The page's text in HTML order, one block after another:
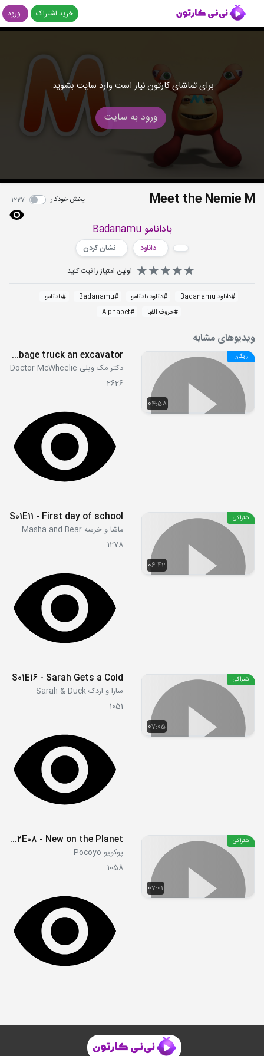
خرید اشتراک ورود
برای تماشای کارتون نیاز است وارد سایت بشوید.
ورود به سایت
Meet the Nemie M پخش خودکار 1227
بادانامو Badanamu
دانلود
نشان کردن
اولین امتیاز را ثبت کنید.
#دانلود Badanamu #دانلود بادانامو #
Badanamu
#بادانامو
#حروف الفبا #
Alphabet
ویدیوهای مشابه
04:58
رایگان A garbage truck an excavator
دکتر مک ویلی Doctor McWheelie
2626
06:42
اشتراکی S01E11 - First day of school
ماشا و خرسه Masha and Bear
1278
07:05
اشتراکی S01E16 - Sarah Gets a Cold
سارا و اردک Sarah & Duck
1051
07:01
اشتراکی S02E08 - New on the Planet
پوکویو Pocoyo
1058